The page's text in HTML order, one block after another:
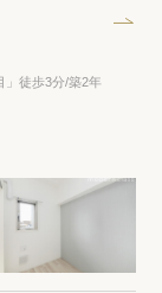
」徒歩3分/築2年